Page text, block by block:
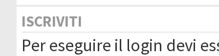
ISCRIVITI
Per eseguire il login devi